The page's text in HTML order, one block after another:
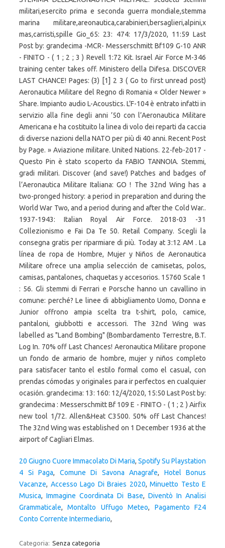
militari,esercito prima e seconda guerra mondiale,stemma
marina militare,areonautica,carabinieri,bersaglieri,alpini,x
mas,carristi,spille Gio_65: 23: 474: 17/3/2020, 11:59 Last
Post by: grandecima -MCR- Messerschmitt Bf109 G-10 ANR
- FINITO - ( 1 ; 2 ; 3 ) Revell 1:72 Kit. Israel Air Force M-346
training center takes off. Ministero della Difesa. DISCOVER
LAST CHANCE! Pages: (3) [1] 2 3 ( Go to first unread post)
Aeronautica Militare del Regno di Romania « Older Newer »
Share. Impianto audio L-Acoustics. L’F-104 è entrato infatti in
servizio alla fine degli anni ’50 con l’Aeronautica Militare
Americana e ha costituito la linea di volo dei reparti da caccia
di diverse nazioni della NATO per più di 40 anni. Recent Post
by Page. » Aviazione militare. United Nations. 22-feb-2017 -
Questo Pin è stato scoperto da FABIO TANNOIA. Stemmi,
gradi militari. Discover (and save!) Patches and badges of
l’Aeronautica Militare Italiana: GO ! The 32nd Wing has a
two-pronged history: a period in preparation and during the
World War Two, and a period during and after the Cold War..
1937-1943: Italian Royal Air Force. 2018-03 -31
Collezionismo e Fai Da Te 50. Retail Company. Scegli la
consegna gratis per riparmiare di più. Today at 3:12 AM . La
línea de ropa de Hombre, Mujer y Niños de Aeronautica
Militare ofrece una amplia selección de camisetas, polos,
camisas, pantalones, chaquetas y accesorios. 15760 Scale 1
: 56. Gli stemmi di Ferrari e Porsche hanno un cavallino in
comune: perché? Le linee di abbigliamento Uomo, Donna e
Junior offrono ampia scelta tra t-shirt, polo, camice,
pantaloni, giubbotti e accessori. The 32nd Wing was
labelled as "Land Bombing" (Bombardamento Terrestre, B.T.
Log In. 70% off Last Chances! Aeronautica Militare propone
un fondo de armario de hombre, mujer y niños completo
para satisfacer tanto el estilo formal como el casual, con
prendas cómodas y originales para ir perfectos en cualquier
ocasión. grandecima: 13: 160: 12/4/2020, 15:50 Last Post by:
grandecima : Messerschmitt Bf 109 E - FINITO - ( 1 ; 2 ) Airfix
new tool 1/72. Allen&Heat C3500. 50% off Last Chances!
The 32nd Wing was established on 1 December 1936 at the
airport of Cagliari Elmas.
20 Giugno Cuore Immacolato Di Maria, Spotify Su Playstation
4 Si Paga, Comune Di Savona Anagrafe, Hotel Bonus
Vacanze, Accesso Lago Di Braies 2020, Minuetto Testo E
Musica,Immagine Coordinata Di Base, Diventò In Analisi
Grammaticale,Montalto Uffugo Meteo, Pagamento F24
Conto Corrente Intermediario,
Categoria: Senza categoria